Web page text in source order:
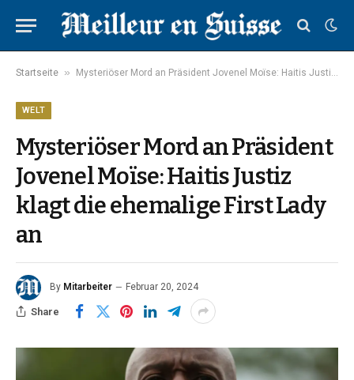
Startseite » Mysteriöser Mord an Präsident Jovenel Moïse: Haitis Justiz klagt die ehemalige First Lady an
WELT
Mysteriöser Mord an Präsident
Jovenel Moïse: Haitis Justiz
klagt die ehemalige First Lady
an
By Mitarbeiter Februar 20, 2024
Share